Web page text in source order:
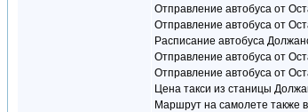
Отправление автобуса от
Отправление автобуса от
Расписание автобуса
Отправление автобуса от
Отправление автобуса от
Цена такси из станицы
Маршрут на самолете также